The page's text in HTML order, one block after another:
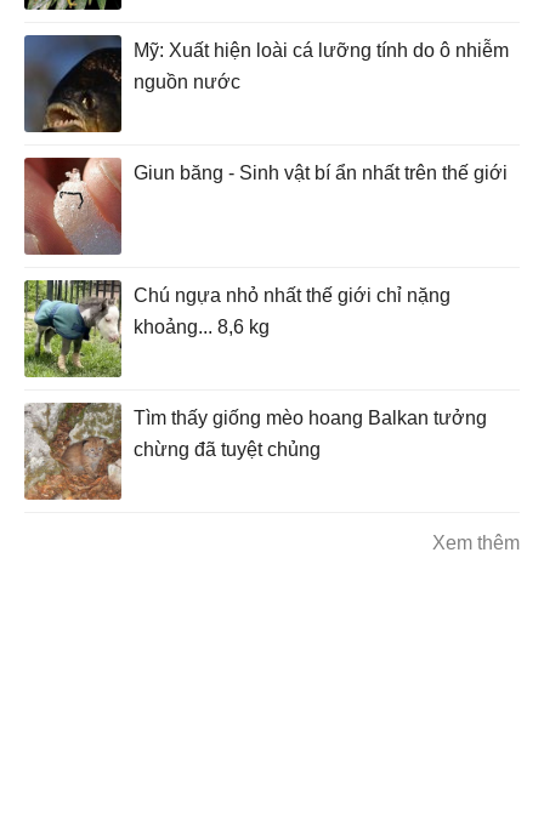
Mỹ: Xuất hiện loài cá lưỡng tính do ô nhiễm
nguồn nước
Giun băng - Sinh vật bí ẩn nhất trên thế giới
Chú ngựa nhỏ nhất thế giới chỉ nặng
khoảng... 8,6 kg
Tìm thấy giống mèo hoang Balkan tưởng
chừng đã tuyệt chủng
Xem thêm